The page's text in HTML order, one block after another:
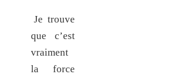
Je trouve
que c’est
vraiment
la force